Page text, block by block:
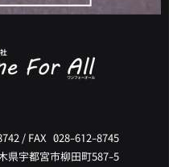
/ FAX 028-612-8745
県宇都宮市柳田町587-5